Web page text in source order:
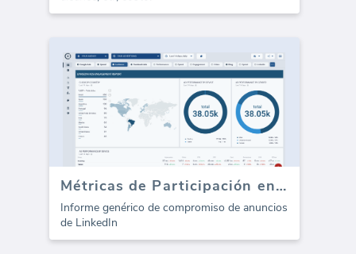
Métricas de Participación en Anuncios de LinkedIn
Informe genérico de compromiso de anuncios
de LinkedIn